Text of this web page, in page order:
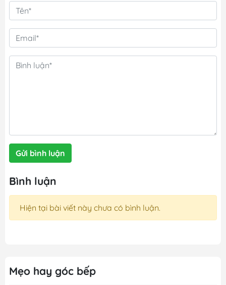
Gửi bình luận
Bình luận
Hiện tại bài viết này chưa có bình luận.
Mẹo hay góc bếp